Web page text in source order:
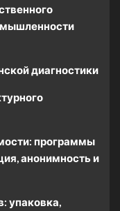
диагностики
программы
анонимность и
упаковка,